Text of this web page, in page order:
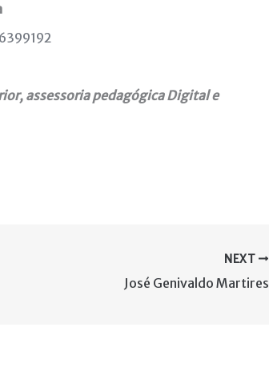
assessoria pedagógica Digital e
NEXT
José Genivaldo Martires